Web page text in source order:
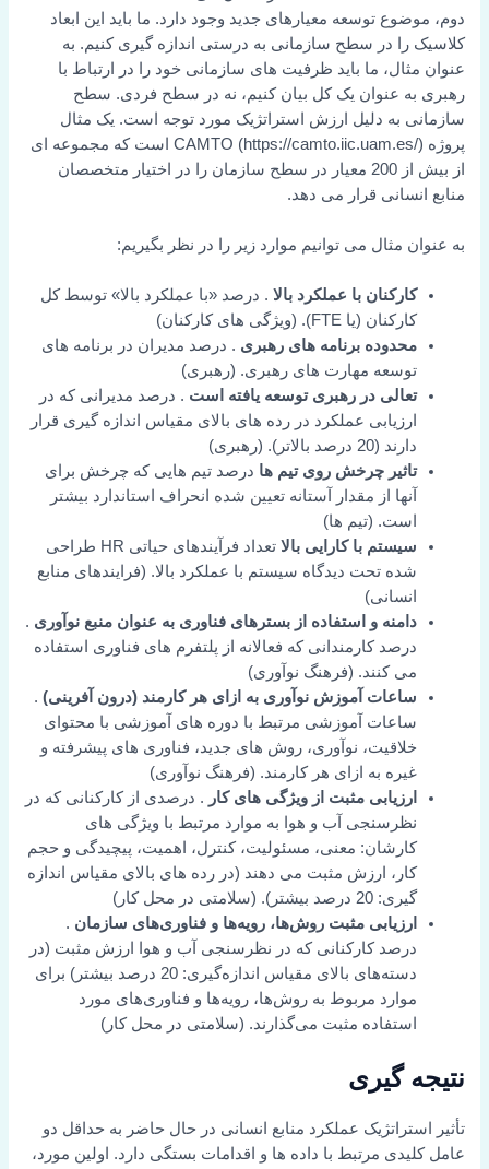
دوم، موضوع توسعه معیارهای جدید وجود دارد. ما باید این ابعاد
کلاسیک را در سطح سازمانی به درستی اندازه گیری کنیم. به
عنوان مثال، ما باید ظرفیت های سازمانی خود را در ارتباط با
رهبری به عنوان یک کل بیان کنیم، نه در سطح فردی. سطح
سازمانی به دلیل ارزش استراتژیک مورد توجه است. یک مثال
پروژه CAMTO (https://camto.iic.uam.es/) است که مجموعه ای
از بیش از 200 معیار در سطح سازمان را در اختیار متخصصان
منابع انسانی قرار می دهد.
به عنوان مثال می توانیم موارد زیر را در نظر بگیریم:
کارکنان با عملکرد بالا . درصد «با عملکرد بالا» توسط کل
کارکنان (یا FTE). (ویژگی های کارکنان)
محدوده برنامه های رهبری . درصد مدیران در برنامه های
توسعه مهارت های رهبری. (رهبری)
تعالی در رهبری توسعه یافته است . درصد مدیرانی که در
ارزیابی عملکرد در رده های بالای مقیاس اندازه گیری قرار
دارند (20 درصد بالاتر). (رهبری)
تاثیر چرخش روی تیم ها درصد تیم هایی که چرخش برای
آنها از مقدار آستانه تعیین شده انحراف استاندارد بیشتر
است. (تیم ها)
سیستم با کارایی بالا
تعداد فرآیندهای حیاتی HR طراحی
شده تحت دیدگاه سیستم با عملکرد بالا. (فرایندهای منابع
انسانی)
دامنه و استفاده از بسترهای فناوری به عنوان منبع نوآوری .
درصد کارمندانی که فعالانه از پلتفرم های فناوری استفاده
می کنند. (فرهنگ نوآوری)
ساعات آموزش نوآوری به ازای هر کارمند (درون آفرینی) .
ساعات آموزشی مرتبط با دوره های آموزشی با محتوای
خلاقیت، نوآوری، روش های جدید، فناوری های پیشرفته و
غیره به ازای هر کارمند. (فرهنگ نوآوری)
ارزیابی مثبت از ویژگی های کار . درصدی از کارکنانی که در
نظرسنجی آب و هوا به موارد مرتبط با ویژگی های
کارشان: معنی، مسئولیت، کنترل، اهمیت، پیچیدگی و حجم
کار، ارزش مثبت می دهند (در رده های بالای مقیاس اندازه
گیری: 20 درصد بیشتر). (سلامتی در محل کار)
ارزیابی مثبت روش‌ها، رویه‌ها و فناوری‌های سازمان .
درصد کارکنانی که در نظرسنجی آب و هوا ارزش مثبت (در
دسته‌های بالای مقیاس اندازه‌گیری: 20 درصد بیشتر) برای
موارد مربوط به روش‌ها، رویه‌ها و فناوری‌های مورد
استفاده مثبت می‌گذارند. (سلامتی در محل کار)
نتیجه گیری
تأثیر استراتژیک عملکرد منابع انسانی در حال حاضر به حداقل دو
عامل کلیدی مرتبط با داده ها و اقدامات بستگی دارد. اولین مورد،